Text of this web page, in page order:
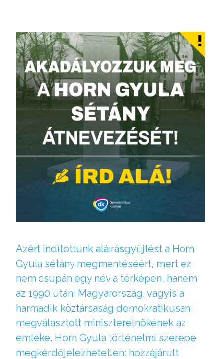
Azért indítottunk aláírásgyűjtést a Horn
Gyula sétány megmentéséért, mert ez
nem csupán egy név a térképen, hanem
az 1990 utáni Magyarország, vagyis a
harmadik köztársaság demokratikusan
megválasztott miniszterelnökének az
emléke. Horn Gyula történelmi szerepe
megkérdőjelezhetetlen: hozzájárult